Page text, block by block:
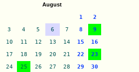
August
1
2
3
4 5 6 7 8
9
10
11 12 13 14 15
16
17
18 19 20 21 22
23
24
25 26 27 28 29 30